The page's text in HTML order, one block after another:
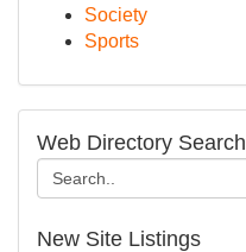
Society
Sports
Web Directory Search
New Site Listings